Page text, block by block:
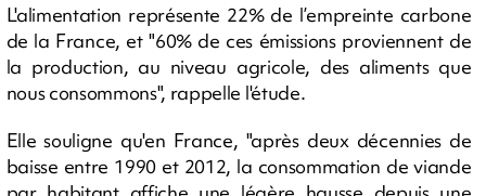
L'alimentation représente 22% de l’empreinte carbone
de la France, et "60% de ces émissions proviennent de
la production, au niveau agricole, des aliments que
nous consommons", rappelle l'étude.
Elle souligne qu'en France, "après deux décennies de
baisse entre 1990 et 2012, la consommation de viande